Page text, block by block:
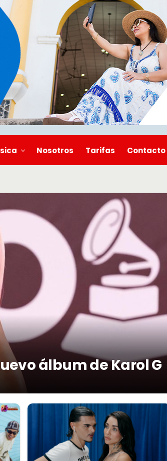
Nosotros Tarifas Contacto
álbum de Karol G